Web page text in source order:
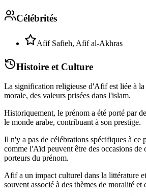
Célébrités
Afif Safieh, Afif al-Akhras
Histoire et Culture
La signification religieuse d'Afif est liée à la
morale, des valeurs prisées dans l'islam.
Historiquement, le prénom a été porté par
le monde arabe, contribuant à son prestige.
Il n'y a pas de célébrations spécifiques à ce
comme l'Aïd peuvent être des occasions de
porteurs du prénom.
Afif a un impact culturel dans la littérature
souvent associé à des thèmes de moralité et